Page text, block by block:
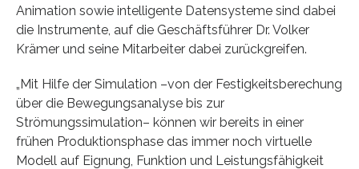
Animation sowie intelligente Datensysteme sind dabei
die Instrumente, auf die Geschäftsführer Dr. Volker
Krämer und seine Mitarbeiter dabei zurückgreifen.
„Mit Hilfe der Simulation –von der Festigkeitsberechung
über die Bewegungsanalyse bis zur
Strömungssimulation– können wir bereits in einer
frühen Produktionsphase das immer noch virtuelle
Modell auf Eignung, Funktion und Leistungsfähigkeit